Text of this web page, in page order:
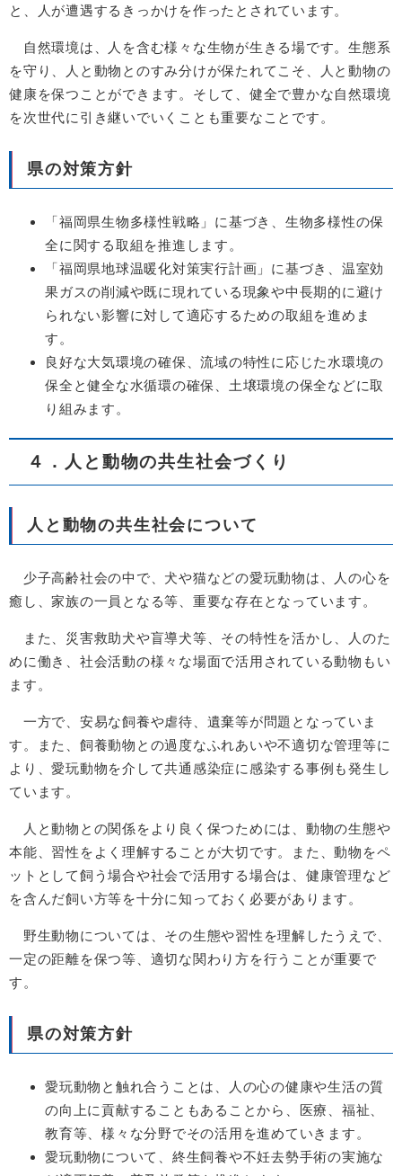
と、人が遭遇するきっかけを作ったとされています。
自然環境は、人を含む様々な生物が生きる場です。生態系
を守り、人と動物とのすみ分けが保たれてこそ、人と動物の
健康を保つことができます。そして、健全で豊かな自然環境
を次世代に引き継いでいくことも重要なことです。
県の対策方針
「福岡県生物多様性戦略」に基づき、生物多様性の保
全に関する取組を推進します。
「福岡県地球温暖化対策実行計画」に基づき、温室効
果ガスの削減や既に現れている現象や中長期的に避け
られない影響に対して適応するための取組を進めま
す。
良好な大気環境の確保、流域の特性に応じた水環境の
保全と健全な水循環の確保、土壌環境の保全などに取
り組みます。
４．人と動物の共生社会づくり
人と動物の共生社会について
少子高齢社会の中で、犬や猫などの愛玩動物は、人の心を
癒し、家族の一員となる等、重要な存在となっています。
また、災害救助犬や盲導犬等、その特性を活かし、人のた
めに働き、社会活動の様々な場面で活用されている動物もい
ます。
一方で、安易な飼養や虐待、遺棄等が問題となっていま
す。また、飼養動物との過度なふれあいや不適切な管理等に
より、愛玩動物を介して共通感染症に感染する事例も発生し
ています。
人と動物との関係をより良く保つためには、動物の生態や
本能、習性をよく理解することが大切です。また、動物をペ
ットとして飼う場合や社会で活用する場合は、健康管理など
を含んだ飼い方等を十分に知っておく必要があります。
野生動物については、その生態や習性を理解したうえで、
一定の距離を保つ等、適切な関わり方を行うことが重要で
す。
県の対策方針
愛玩動物と触れ合うことは、人の心の健康や生活の質
の向上に貢献することもあることから、医療、福祉、
教育等、様々な分野でその活用を進めていきます。
愛玩動物について、終生飼養や不妊去勢手術の実施な